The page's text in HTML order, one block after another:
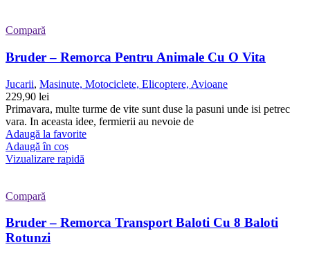
Compară
Bruder – Remorca Pentru Animale Cu O Vita
Jucarii, Masinute, Motociclete, Elicoptere, Avioane
229,90 lei
Primavara, multe turme de vite sunt duse la pasuni unde isi petrec
vara. In aceasta idee, fermierii au nevoie de
Adaugă la favorite
Adaugă în coș
Vizualizare rapidă
Compară
Bruder – Remorca Transport Baloti Cu 8 Baloti
Rotunzi